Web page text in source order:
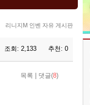
리니지M 인벤 자유 게시판
조회: 2,133 추천: 0
목록 댓글(8)